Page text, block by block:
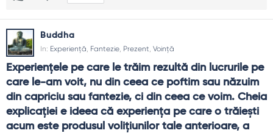
Buddha
In: Experiență, Fantezie, Prezent, Voință
Experienţele pe care le trăim rezultă din lucrurile pe
care le-am voit, nu din ceea ce poftim sau năzuim
din capriciu sau fantezie, ci din ceea ce voim. Cheia
explicaţiei e ideea că experienţa pe care o trăieşti
acum este produsul voliţiunilor tale anterioare, a